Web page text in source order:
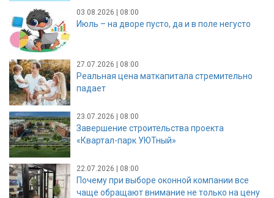
03.08.2026 | 08:00
Июль – на дворе пусто, да и в поле негусто
27.07.2026 | 08:00
Реальная цена маткапитала стремительно
падает
23.07.2026 | 08:00
Завершение строительства проекта
«Квартал-парк УЮТный»
22.07.2026 | 08:00
Почему при выборе оконной компании все
чаще обращают внимание не только на цену